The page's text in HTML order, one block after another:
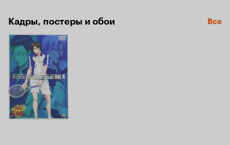
Кадры, постеры и обои Все